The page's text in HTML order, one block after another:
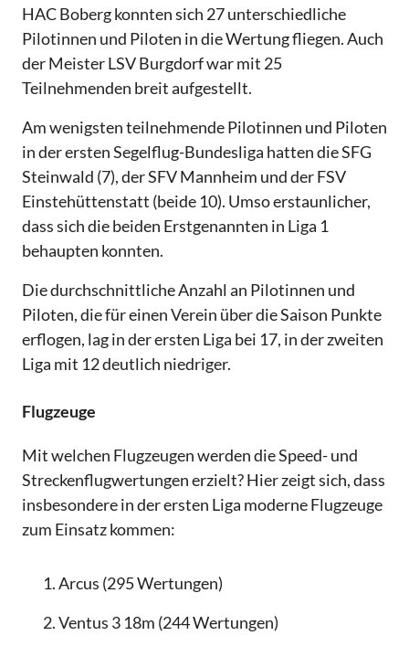
HAC Boberg konnten sich 27 unterschiedliche
Pilotinnen und Piloten in die Wertung fliegen. Auch
der Meister LSV Burgdorf war mit 25
Teilnehmenden breit aufgestellt.
Am wenigsten teilnehmende Pilotinnen und Piloten
in der ersten Segelflug-Bundesliga hatten die SFG
Steinwald (7), der SFV Mannheim und der FSV
Einstehüttenstatt (beide 10). Umso erstaunlicher,
dass sich die beiden Erstgenannten in Liga 1
behaupten konnten.
Die durchschnittliche Anzahl an Pilotinnen und
Piloten, die für einen Verein über die Saison Punkte
erflogen, lag in der ersten Liga bei 17, in der zweiten
Liga mit 12 deutlich niedriger.
Flugzeuge
Mit welchen Flugzeugen werden die Speed- und
Streckenflugwertungen erzielt? Hier zeigt sich, dass
insbesondere in der ersten Liga moderne Flugzeuge
zum Einsatz kommen:
Arcus (295 Wertungen)
Ventus 3 18m (244 Wertungen)